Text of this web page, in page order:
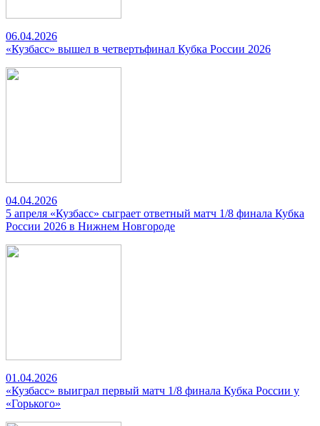
06.04.2026
«Кузбасс» вышел в четвертьфинал Кубка России 2026
04.04.2026
5 апреля «Кузбасс» сыграет ответный матч 1/8 финала Кубка
России 2026 в Нижнем Новгороде
01.04.2026
«Кузбасс» выиграл первый матч 1/8 финала Кубка России у
«Горького»